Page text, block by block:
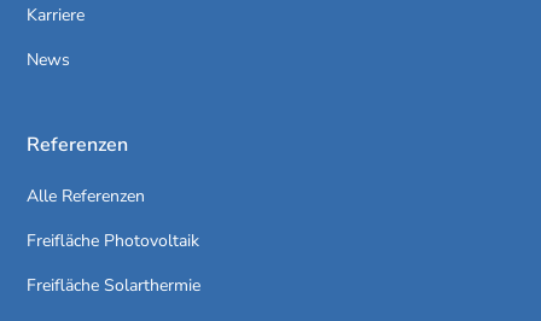
Karriere
News
Referenzen
Alle Referenzen
Freifläche Photovoltaik
Freifläche Solarthermie